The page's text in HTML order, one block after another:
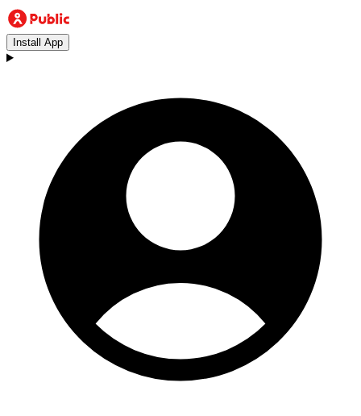
Install App